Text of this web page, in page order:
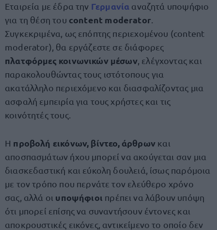
Εταιρεία με έδρα την Γερμανία αναζητά υποψήφιο
για τη θέση του content moderator
Συγκεκριμένα, ως επόπτης περιεχομένου (content
moderator), θα εργάζεστε σε διάφορες
πλατφόρμες κοινωνικών μέσων, ελέγχοντας και
παρακολουθώντας τους ιστότοπους για
ακατάλληλο περιεχόμενο και διασφαλίζοντας μια
ασφαλή εμπειρία για τους χρήστες και τις
κοινότητές τους.
Η προβολή εικόνων, βίντεο, άρθρωνκαι
αποσπασμάτων ήχου μπορεί να ακούγεται σαν μια
διασκεδαστική και εύκολη δουλειά, ίσως παρόμοια
με τον τρόπο που περνάτε τον ελεύθερο χρόνο
σας, αλλά οι υποψήφιοι πρέπει να λάβουν υπόψη
ότι μπορεί επίσης να συναντήσουν έντονες και
αποκρουστικές εικόνες, αντικείμενο το οποίο δεν